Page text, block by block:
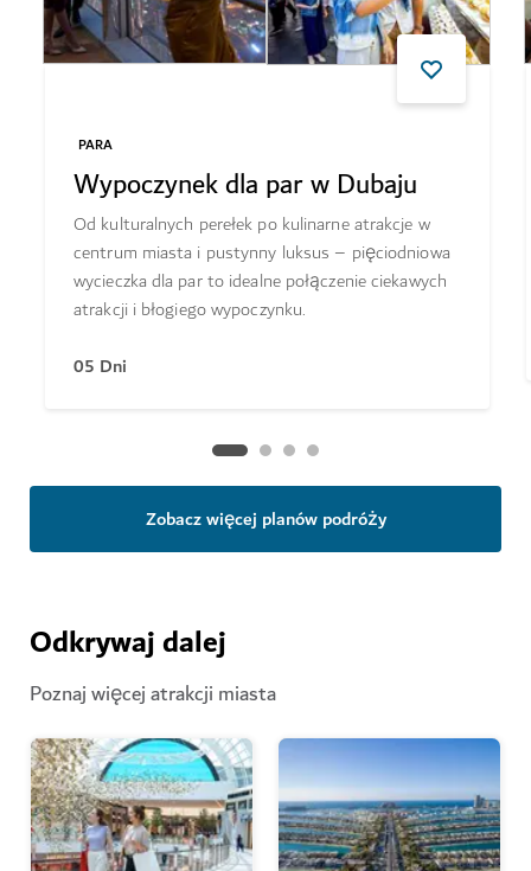
PARA
Wypoczynek dla par w Dubaju
Od kulturalnych perełek po kulinarne atrakcje w
centrum miasta i pustynny luksus – pięciodniowa
wycieczka dla par to idealne połączenie ciekawych
atrakcji i błogiego wypoczynku.
05 Dni
Zobacz więcej planów podróży
Odkrywaj dalej
Poznaj więcej atrakcji miasta